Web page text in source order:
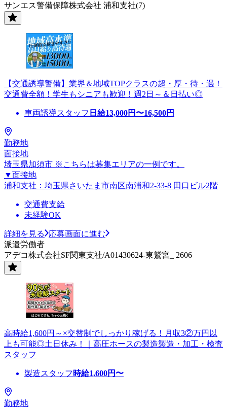
サンエス警備保障株式会社 浦和支社(7)
【交通誘導警備】業界＆地域TOPクラスの超・厚・待・遇！
交通費全額！学生もシニアも歓迎！週2日～＆日払い◎
車両誘導スタッフ 日給13,000円〜16,500円
勤務地
面接地
埼玉県加須市 ※こちらは募集エリアの一例です。
▼面接地
浦和支社：埼玉県さいたま市南区南浦和2-33-8 田口ビル2階
交通費支給
未経験OK
詳細を見る
応募画面に進む
派遣労働者
アデコ株式会社SF関東支社/A01430624-東鷲宮_ 2606
高時給1,600円～×交替制でしっかり稼げる！月収3②万円以
上も可能◎土日休み！｜高圧ホースの製造製造・加工・検査
スタッフ
製造スタッフ 時給1,600円〜
勤務地